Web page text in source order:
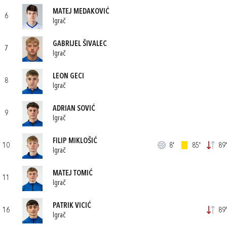
6
MATEJ MEDAKOVIĆ
Igrač
7
GABRIJEL ŠIVALEC
Igrač
8
LEON GECI
Igrač
9
ADRIAN SOVIĆ
Igrač
10
FILIP MIKLOŠIĆ
Igrač
8' 85' 89'
11
MATEJ TOMIĆ
Igrač
16
PATRIK VICIĆ
Igrač
89'